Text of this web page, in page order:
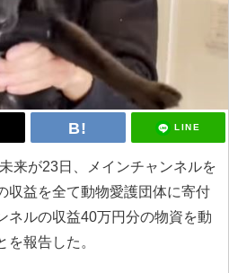
LINE
来が23日、メインチャンネルを
収益を全て動物愛護団体に寄付
ネルの収益40万円分の物資を動
報告した。